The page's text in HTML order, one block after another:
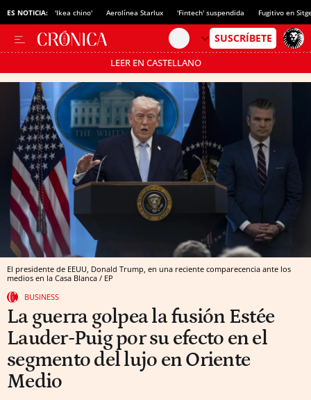
ES NOTICIA: 'Ikea chino' Aerolínea Starlux 'Fintech' suspendida Fugitivo en
LEER EN CASTELLANO
Pásate al MODO AHORRO
El presidente de EEUU, Donald Trump, en una reciente comparecencia ante los
medios en la Casa Blanca / EP
BUSINESS
La guerra golpea la fusión Estée
Lauder-Puig por su efecto en el
segmento del lujo en Oriente
Medio